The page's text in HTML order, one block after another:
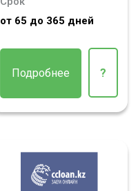
от 65 до 365 дней
Подробнее ?